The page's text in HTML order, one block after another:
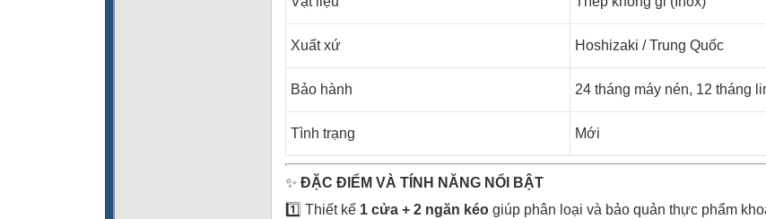
Xuất xứ Hoshizaki / Trung Quốc
Bảo hành 24 tháng máy nén, 12 tháng
Tình trạng Mới
✨ ĐẶC ĐIỂM VÀ TÍNH NĂNG NỔI BẬT
1️⃣ Thiết kế 1 cửa + 2 ngăn kéo giúp phân loại và bảo quản thực phẩm